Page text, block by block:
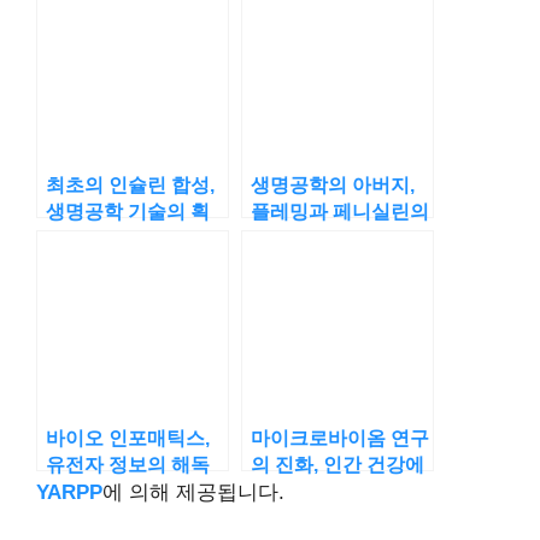
최초의 인슐린 합성,
생명공학 기술의 획
생명공학의 아버지,
플레밍과 페니실린의
바이오 인포매틱스,
유전자 정보의 해독
기
마이크로바이옴 연구
의 진화, 인간 건강에
미치는 영향
YARPP에 의해 제공됩니다.